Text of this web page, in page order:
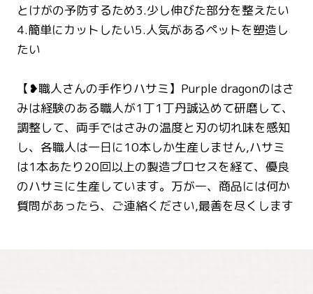
とけがの予防するため3.少し伸びた部分を整えたい
4.簡単にカットしたい5.人気があるペットを塑造し
たい
【❥職人さんの手作りハサミ】Purple dragonのはさ
みは経験のある職人が1丁1丁丹誠込めて研磨して、
調整して、両手ではさみの温度と刃の切れ味を感知
し、各職人は一日に10本しか生産しません,ハサミ
は1本あたり20回以上の製造プロセスを経て、優良
のハサミに生産しています。万が一、商品には何か
質問があったら、ご連絡ください,最善を尽くします